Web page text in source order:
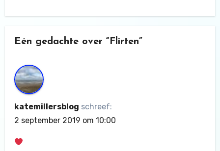
Eén gedachte over “Flirten”
katemillersblog schreef:
2 september 2019 om 10:00